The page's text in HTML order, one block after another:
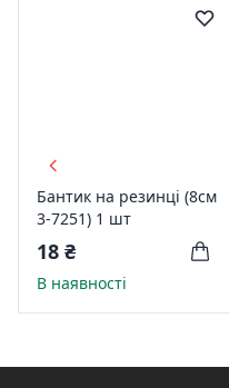
Бантик на резинці (8см
3-7251) 1 шт
18 ₴
В наявності